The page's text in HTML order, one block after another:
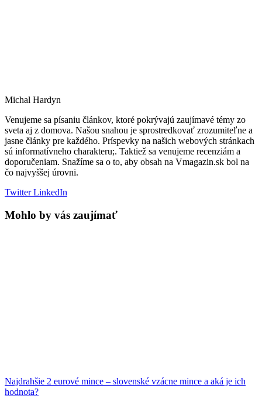
Michal Hardyn
Venujeme sa písaniu článkov, ktoré pokrývajú zaujímavé témy zo
sveta aj z domova. Našou snahou je sprostredkovať zrozumiteľne a
jasne články pre každého. Príspevky na našich webových stránkach
sú informatívneho charakteru;. Taktiež sa venujeme recenziám a
doporučeniam. Snažíme sa o to, aby obsah na Vmagazin.sk bol na
čo najvyššej úrovni.
TwitterLinkedIn
Mohlo by vás zaujímať
Najdrahšie 2 eurové mince – slovenské vzácne mince a aká je ich
hodnota?